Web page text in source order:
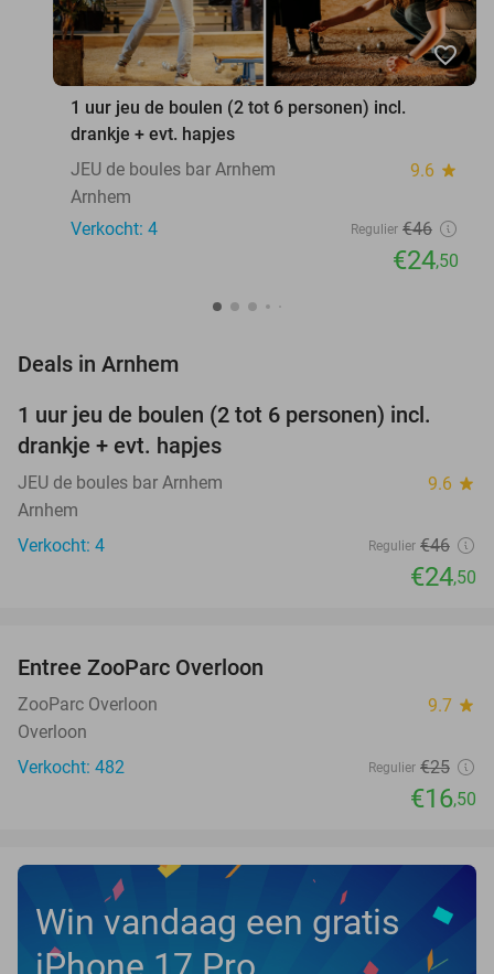
favorite_border
1 uur jeu de boulen (2 tot 6 personen) incl.
drankje + evt. hapjes
JEU de boules bar Arnhem
9.6 star
Arnhem
Verkocht: 4
Regulier €46
€24,50
Deals in Arnhem
47%
NEW
TODAY
1 uur jeu de boulen (2 tot 6 personen) incl.
drankje + evt. hapjes
JEU de boules bar Arnhem 9.6 star
Arnhem
Verkocht: 4
Regulier €46
€24,50
TODAY
Entree ZooParc Overloon
ZooParc Overloon 9.7 star
Overloon
Verkocht: 482
Regulier €25
€16,50
Win vandaag een gratis